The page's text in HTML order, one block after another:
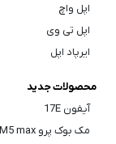
اپل واچ
اپل تی وی
ایرپاد اپل
محصولات جدید
آیفون 17E
مک بوک پرو M5 Pro , M5 max